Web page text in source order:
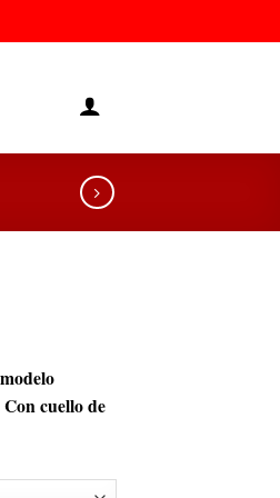
cuello de